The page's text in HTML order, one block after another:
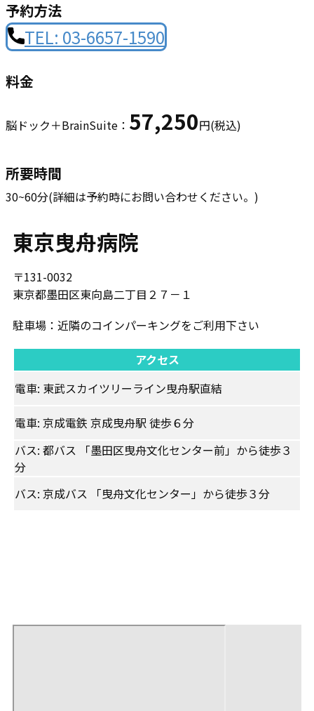
予約方法
TEL: ​03-6657-1590
料金
脳ドック＋BrainSuite： 57,250円(税込)
所要時間
30~60分(詳細は予約時にお問い合わせください。)
東京曳舟病院
〒131-0032
東京都墨田区東向島二丁目２７－１
駐車場：​近隣のコインパーキングをご利用下さい
アクセス
電車: ​​東武スカイツリーライン曳舟駅直結
電車: 京成電鉄 京成曳舟駅 徒歩６分
バス: 都バス 「墨田区曳舟文化センター前」から徒歩３
分
バス: 京成バス 「曳舟文化センター」から徒歩３分